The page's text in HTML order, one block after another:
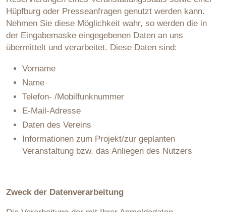
Hüpfburg oder Presseanfragen genutzt werden kann.
Nehmen Sie diese Möglichkeit wahr, so werden die in
der Eingabemaske eingegebenen Daten an uns
übermittelt und verarbeitet. Diese Daten sind:
Vorname
Name
Telefon- /Mobilfunknummer
E-Mail-Adresse
Daten des Vereins
Informationen zum Projekt/zur geplanten
Veranstaltung bzw. das Anliegen des Nutzers
Zweck der Datenverarbeitung